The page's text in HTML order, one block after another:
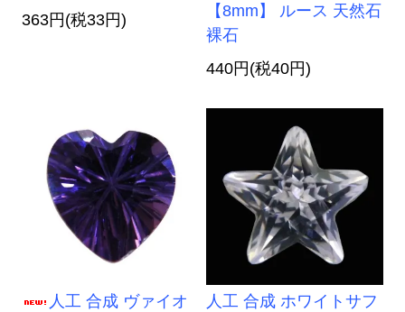
363円(税33円)
【8mm】 ルース 天然石
裸石
440円(税40円)
人工 合成 ヴァイオ
人工 合成 ホワイトサフ